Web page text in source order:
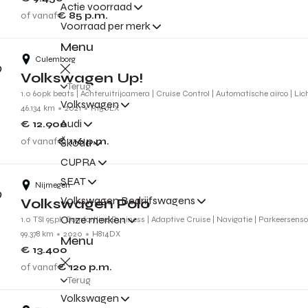
Actie voorraad
Voorraad per merk
Menu
Terug
Volkswagen
Audi
Škoda
CUPRA
SEAT
Volkswagen Bedrijfswagens
Onze merken
Menu
Terug
Volkswagen
of vanaf€ 85 p.m.
Culemborg
Volkswagen Up!
1.0 60pk beats | Achteruitrijcamera | Cruise Control | Automatische airco |
46.134 km
2021 R150LX
€ 12.900
of vanaf€ 116p.m.
Nijmegen
Volkswagen Polo
1.0 TSI 95pk Comfortline Business | Adaptive Cruise | Navigatie |
99.378 km
2020 H814DX
€ 13.400
of vanaf€ 120 p.m.